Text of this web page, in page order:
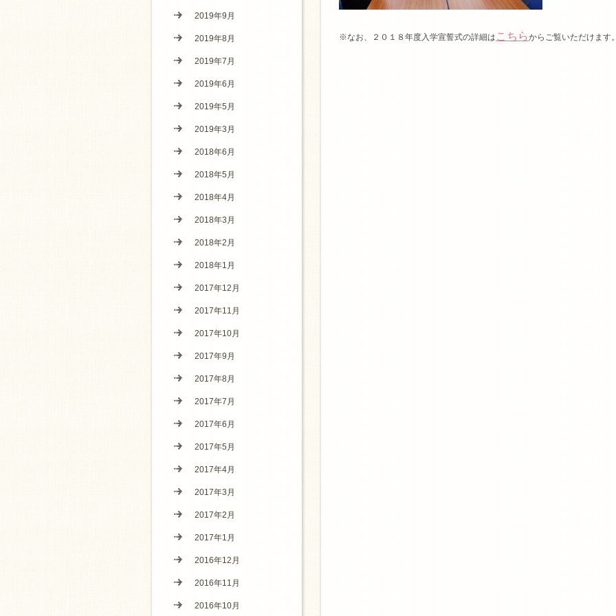
※なお、２０１８年度入学宣誓式の詳細は こちらからご覧いただけます
2019年9月
2019年8月
2019年7月
2019年6月
2019年5月
2019年3月
2018年6月
2018年5月
2018年4月
2018年3月
2018年2月
2018年1月
2017年12月
2017年11月
2017年10月
2017年9月
2017年8月
2017年7月
2017年6月
2017年5月
2017年4月
2017年3月
2017年2月
2017年1月
2016年12月
2016年11月
2016年10月